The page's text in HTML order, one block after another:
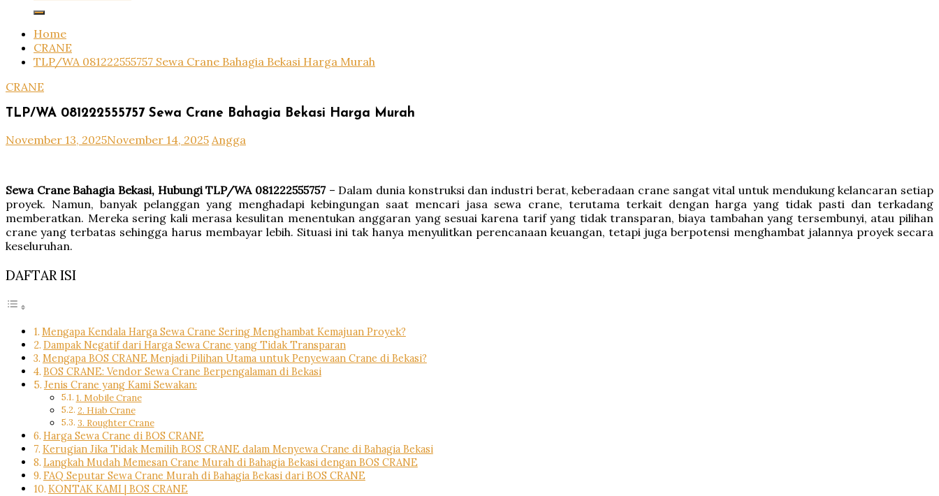
Home
CRANE
TLP/WA 081222555757 Sewa Crane Bahagia Bekasi Harga Murah
CRANE
TLP/WA 081222555757 Sewa Crane Bahagia Bekasi Harga Murah
November 13, 2025November 14, 2025 Angga
Sewa Crane Bahagia Bekasi, Hubungi TLP/WA 081222555757– Dalam dunia konstruksi dan industri berat, keberadaan crane sangat vital untuk mendukung kelancaran setiap
proyek. Namun, banyak pelanggan yang menghadapi kebingungan saat mencari jasa sewa crane, terutama terkait dengan harga yang tidak pasti dan terkadang
memberatkan. Mereka sering kali merasa kesulitan menentukan anggaran yang sesuai karena tarif yang tidak transparan, biaya tambahan yang tersembunyi, atau pilihan
crane yang terbatas sehingga harus membayar lebih. Situasi ini tak hanya menyulitkan perencanaan keuangan, tetapi juga berpotensi menghambat jalannya proyek secara
keseluruhan.
DAFTAR ISI
Mengapa Kendala Harga Sewa Crane Sering Menghambat Kemajuan Proyek?
Dampak Negatif dari Harga Sewa Crane yang Tidak Transparan
Mengapa BOS CRANE Menjadi Pilihan Utama untuk Penyewaan Crane di Bekasi?
BOS CRANE: Vendor Sewa Crane Berpengalaman di Bekasi
Jenis Crane yang Kami Sewakan:
1. Mobile Crane
2. Hiab Crane
3. Roughter Crane
Harga Sewa Crane di BOS CRANE
Kerugian Jika Tidak Memilih BOS CRANE dalam Menyewa Crane di Bahagia Bekasi
Langkah Mudah Memesan Crane Murah di Bahagia Bekasi dengan BOS CRANE
FAQ Seputar Sewa Crane Murah di Bahagia Bekasi dari BOS CRANE
KONTAK KAMI | BOS CRANE